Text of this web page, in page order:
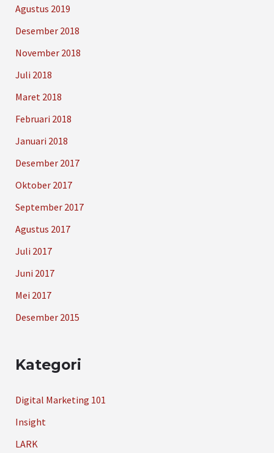
Agustus 2019
Desember 2018
November 2018
Juli 2018
Maret 2018
Februari 2018
Januari 2018
Desember 2017
Oktober 2017
September 2017
Agustus 2017
Juli 2017
Juni 2017
Mei 2017
Desember 2015
Kategori
Digital Marketing 101
Insight
LARK